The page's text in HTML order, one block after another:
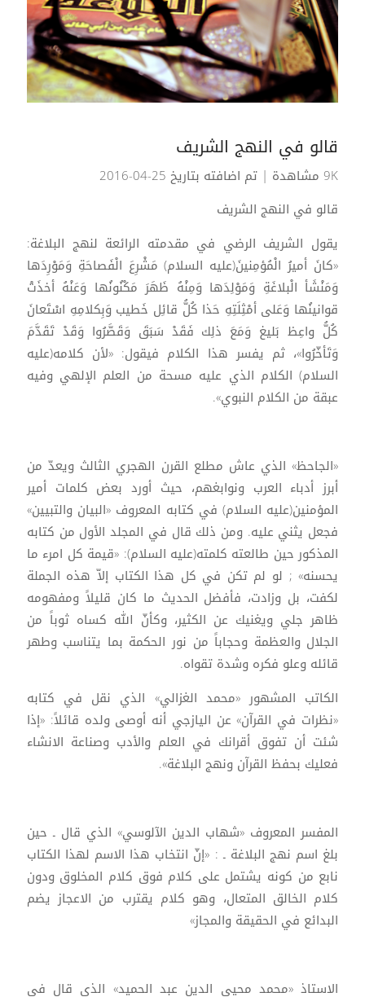
قالو في النهج الشريف
9K مشاهدة
| تم اضافته بتاريخ 25-04-2016
قالو في النهج الشريف
يقول الشريف الرضي في مقدمته الرائعة لنهج البلاغة:
«كانَ أميرُ الْمُؤمِنينَ(عليه السلام) مَشْرِعَ الْفَصاحَةِ وَمَوْرِدَها
وَمَنْشَأ الْبلاغَةِ وَمَوْلِدَها وَمِنْهُ ظَهَرَ مَكْنُونُها وَعَنْهُ أخذَتْ
قوانينُها وَعَلى أمْثِلَتِهِ حَذا كُلُّ قائِل خَطيب وَبِكلامِهِ اسْتَعانَ
كُلُّ واعِظ بَليغ وَمَعَ ذلِك فَقَدْ سَبَقَ وَقَصَّرُوا وَقَدْ تَقَدَّمَ
وَتَأخّرُوا»، ثم يفسر هذا الكلام فيقول: «لأن كلامه(عليه
السلام) الكلام الذي عليه مسحة من العلم الإلهي وفيه
عبقة من الكلام النبوي».
«الجاحظ» الذي عاش مطلع القرن الهجري الثالث ويعدّ من
أبرز أدباء العرب ونوابغهم، حيث أورد بعض كلمات أمير
المؤمنين(عليه السلام) في كتابه المعروف «البيان والتبيين»
فجعل يثني عليه. ومن ذلك قال في المجلد الأول من كتابه
المذكور حين طالعته كلمته(عليه السلام): «قيمة كل امرء ما
يحسنه» ; لو لم تكن في كل هذا الكتاب إلاّ هذه الجملة
لكفت، بل وزادت، فأفضل الحديث ما كان قليلاً ومفهومه
ظاهر جلي ويغنيك عن الكثير، وكأنّ الله كساه ثوباً من
الجلال والعظمة وحجاباً من نور الحكمة بما يتناسب وطهر
قائله وعلو فكره وشدة تقواه.
الكاتب المشهور «محمد الغزالي» الذي نقل في كتابه
«نظرات في القرآن» عن اليازجي أنه أوصى ولده قائلاً: «إذا
شئت أن تفوق أقرانك في العلم والأدب وصناعة الانشاء
فعليك بحفظ القرآن ونهج البلاغة».
المفسر المعروف «شهاب الدين الآلوسي» الذي قال ـ حين
بلغ اسم نهج البلاغة ـ : «إنّ انتخاب هذا الاسم لهذا الكتاب
نابع من كونه يشتمل على كلام فوق كلام المخلوق ودون
كلام الخالق المتعال، وهو كلام يقترب من الاعجاز يضم
البدائع في الحقيقة والمجاز»
الاستاذ «محمد محيي الدين عبد الحميد» الذي قال في